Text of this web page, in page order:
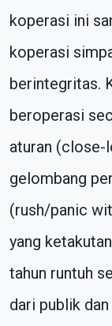
koperasi ini
koperasi
berintegritas.
beroperasi
aturan (close-
gelombang
(rush/panic
yang
tahun runtuh
dari publik